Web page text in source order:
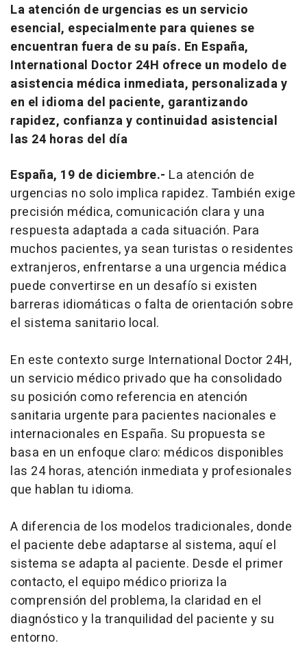
La atención de urgencias es un servicio
esencial, especialmente para quienes se
encuentran fuera de su país. En España,
International Doctor 24H ofrece un modelo de
asistencia médica inmediata, personalizada y
en el idioma del paciente, garantizando
rapidez, confianza y continuidad asistencial
las 24 horas del día
España, 19 de diciembre.- La atención de
urgencias no solo implica rapidez. También exige
precisión médica, comunicación clara y una
respuesta adaptada a cada situación. Para
muchos pacientes, ya sean turistas o residentes
extranjeros, enfrentarse a una urgencia médica
puede convertirse en un desafío si existen
barreras idiomáticas o falta de orientación sobre
el sistema sanitario local.
En este contexto surge International Doctor 24H,
un servicio médico privado que ha consolidado
su posición como referencia en atención
sanitaria urgente para pacientes nacionales e
internacionales en España. Su propuesta se
basa en un enfoque claro: médicos disponibles
las 24 horas, atención inmediata y profesionales
que hablan tu idioma.
A diferencia de los modelos tradicionales, donde
el paciente debe adaptarse al sistema, aquí el
sistema se adapta al paciente. Desde el primer
contacto, el equipo médico prioriza la
comprensión del problema, la claridad en el
diagnóstico y la tranquilidad del paciente y su
entorno.